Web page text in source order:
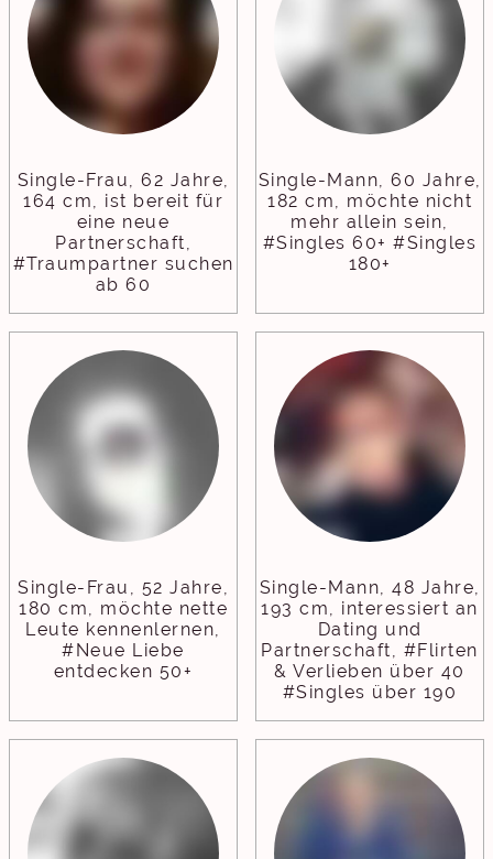
Single-Frau, 62 Jahre,
164 cm, ist bereit für
eine neue
Partnerschaft,
#Traumpartner suchen
ab 60
Single-Mann, 60 Jahre,
182 cm, möchte nicht
mehr allein sein,
#Singles 60+ #Singles
180+
Single-Frau, 52 Jahre,
180 cm, möchte nette
Leute kennenlernen,
#Neue Liebe
entdecken 50+
Single-Mann, 48 Jahre,
193 cm, interessiert an
Dating und
Partnerschaft, #Flirten
& Verlieben über 40
#Singles über 190